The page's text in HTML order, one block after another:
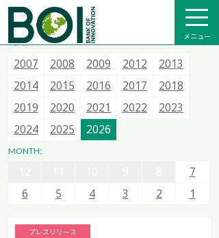
メニュー
全て プレスリリース インフォ
YEAR:
2007 2008 2009 2012
2013
2014
2015 2016 2017
2018
2019
2020 2021 2022
2023
2024
2025 2026
MONTH:
7
6
5 4 3 2 1
2007 2008 2009 2012
2013
2014
2015 2016 2017
2018
2019
2020 2021 2022
2023
2024
2025 2026
7
6
5 4 3 2 1
2007 2008 2013 2014 2015
12 11 10 9 8
6
5 4
2015 2016 2017 2018
2020
2021
2022 2023 2024
2025
2026
12
1
プレスリリース